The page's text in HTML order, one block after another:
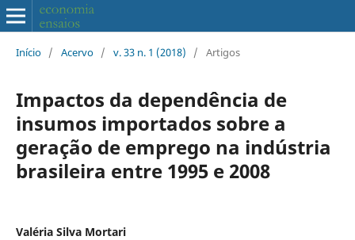
Início / Acervo / v. 33 n. 1 (2018) / Artigos
Impactos da dependência de
insumos importados sobre a
geração de emprego na indústria
brasileira entre 1995 e 2008
Valéria Silva Mortari